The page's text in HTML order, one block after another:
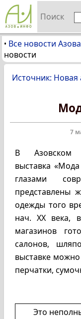
Поиск
• Все новости Азова
новости
Источник: Новая
7
В Азовском
выставка
глазами
представлены
одежды того
нач. XX века,
магазинов
салонов,
выставке
перчатки,
Это